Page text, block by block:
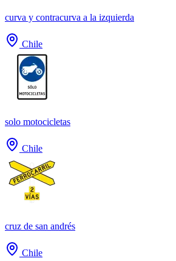
curva y contracurva a la izquierda
Chile
solo motocicletas
Chile
cruz de san andrés
Chile